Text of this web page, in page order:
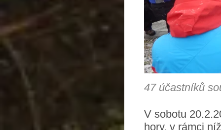
47 účastníků
V sobotu
hory, v rámci